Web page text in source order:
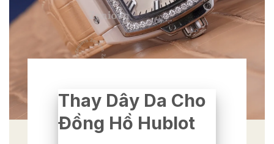
Thay Dây Da Cho
Đồng Hồ Hublot